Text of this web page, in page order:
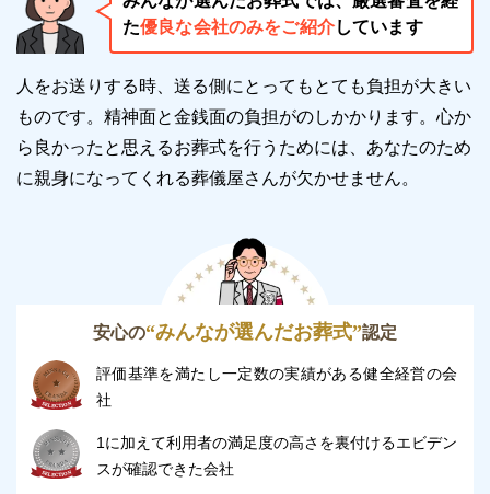
小さなお子様はじっとしていることがストレスにな
り、ご高齢の方は身体への負担が大きいので移動にか
かる負担が大きいです。
よって、ご高齢の方や体の不自由な方、小さなお子様
連れの方がいる場合には、おすすめの斎場です。
安芸高田市葬斎場「あじさい聖苑」のご利用時
の注意点
安芸高田市葬斎場「あじさい聖苑」を利用する際の注
意点をご紹介します。
注意点を把握しておくことで、スムーズな手続きが可
能です。
安芸高田市葬斎場「あじさい聖苑」のご利用を
た優良な会社のみをご紹介しています
人をお送りする時、送る側にとってもとても負担が大きい
ものです。精神面と金銭面の負担がのしかかります。 心か
ら良かったと思えるお葬式を行うためには、あなたのため
に親身になってくれる葬儀屋さんが欠かせません。
安心の“みんなが選んだお葬式”認定
評価基準を満たし一定数の実績がある健全経営の会
社
1に加えて利用者の満足度の高さを裏付けるエビデン
スが確認できた会社